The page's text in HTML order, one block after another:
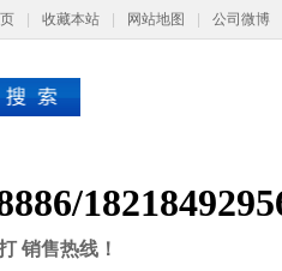
收藏本站 网站地图 公司微博
1
销售热线！